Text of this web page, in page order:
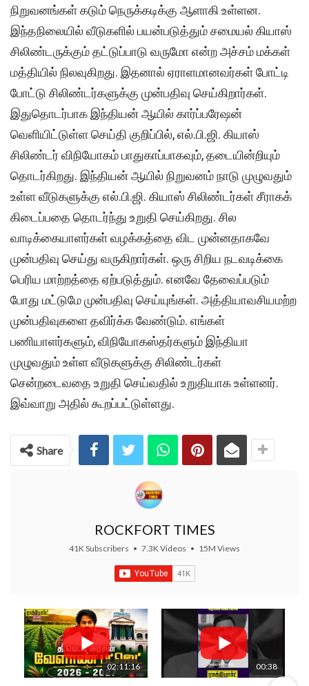
நிறுவனங்கள் கடும் நெருக்கடிக்கு ஆளாகி உள்ளன.
இந்தநிலையில் வீடுகளில் பயன்படுத்தும் சமையல் கியாஸ்
சிலிண்டருக்கும் தட்டுப்பாடு வருமோ என்ற அச்சம் மக்கள்
மத்தியில் நிலவுகிறது. இதனால் ஏராளமானவர்கள் போட்டி
போட்டு சிலிண்டர்களுக்கு முன்பதிவு செய்கிறார்கள்.
இதுதொடர்பாக இந்தியன் ஆயில் கார்ப்பரேஷன்
வெளியிட்டுள்ள செய்தி குறிப்பில், எல்.பி.ஜி. கியாஸ்
சிலிண்டர் விநியோகம் பாதுகாப்பாகவும், தடையின்றியும்
தொடர்கிறது. இந்தியன் ஆயில் நிறுவனம் நாடு முழுவதும்
உள்ள வீடுகளுக்கு எல்.பி.ஜி. கியாஸ் சிலிண்டர்கள் சீராகக்
கிடைப்பதை தொடர்ந்து உறுதி செய்கிறது. சில
வாடிக்கையாளர்கள் வழக்கத்தை விட முன்னதாகவே
முன்பதிவு செய்து வருகிறார்கள். ஒரு சிறிய நடவடிக்கை
பெரிய மாற்றத்தை ஏற்படுத்தும். எனவே தேவைப்படும்
போது மட்டுமே முன்பதிவு செய்யுங்கள். அத்தியாவசியமற்ற
முன்பதிவுகளை தவிர்க்க வேண்டும். எங்கள்
பணியாளர்களும், விநியோகஸ்தர்களும் இந்தியா
முழுவதும் உள்ள வீடுகளுக்கு சிலிண்டர்கள்
சென்றடைவதை உறுதி செய்வதில் உறுதியாக உள்ளனர்.
இவ்வாறு அதில் கூறப்பட்டுள்ளது.
Share
ROCKFORT TIMES
41K Subscribers • 7.3K Videos • 15M Views
02:11:16 00:38